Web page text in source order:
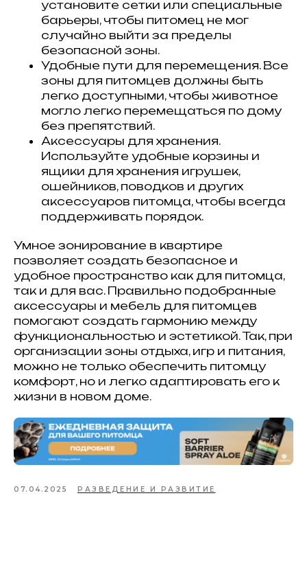
установите сетки или специальные
барьеры, чтобы питомец не мог
случайно выйти за пределы
безопасной зоны.
Удобные пути для перемещения. Все
зоны для питомцев должны быть
легко доступными, чтобы животное
могло легко перемещаться по дому
без препятствий.
Аксессуары для хранения.
Используйте удобные корзины и
ящики для хранения игрушек,
ошейников, поводков и других
аксессуаров питомца, чтобы всегда
поддерживать порядок.
Умное зонирование в квартире
позволяет создать безопасное и
удобное пространство как для питомца,
так и для вас. Правильно подобранные
аксессуары и мебель для питомцев
помогают создать гармонию между
функциональностью и эстетикой. Так, при
организации зоны отдыха, игр и питания,
можно не только обеспечить питомцу
комфорт, но и легко адаптировать его к
жизни в новом доме.
07.04.2025 РАЗВЕДЕНИЕ И РАЗВИТИЕ
Имена
Топ пород
Породы
Знаки зодиака
Заболевания
Стартовый набор для кошки
для кошек
Прививки для кошек
Собаки
Имена
Топ пород
Породы
Знаки зодиака
Стартовый набор для собаки
Прививки для кошек
Каталог
Здоровье
Диагностика
Лечение
Питание
Поведение
Разведение
Обзоры
Спонсорство и реклама
Продвижение клиник
Грумминг-салоны
Персональная страница
ветеринарного врача
Персональная страница питомника
О нас
Стать соавтором или экспертом
Спонсорство или реклама
Продвижение клиники
История на лапках
Юридическая информация
rus2project@gmail.com
+7 (920) 028-22-48
Создание, поддержка